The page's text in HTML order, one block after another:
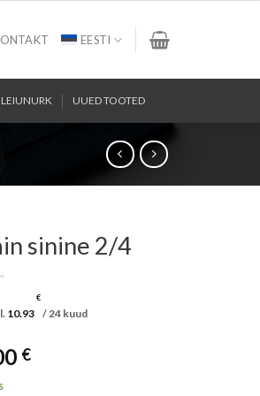
EESTI
LEIUNURK UUED TOOTED
sinine 2/4
10.93
€
/ 24 kuud
€